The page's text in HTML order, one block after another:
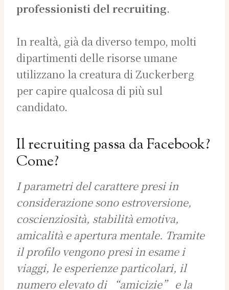
professionisti del recruiting.
In realtà, già da diverso tempo, molti
dipartimenti delle risorse umane
utilizzano la creatura di Zuckerberg
per capire qualcosa di più sul
candidato.
Il recruiting passa da Facebook?
Come?
I parametri del carattere presi in
considerazione sono estroversione,
coscienziosità, stabilità emotiva,
amicalità e apertura mentale. Tramite
il profilo vengono presi in esame i
viaggi, le esperienze particolari, il
numero elevato di “amicizie” e la